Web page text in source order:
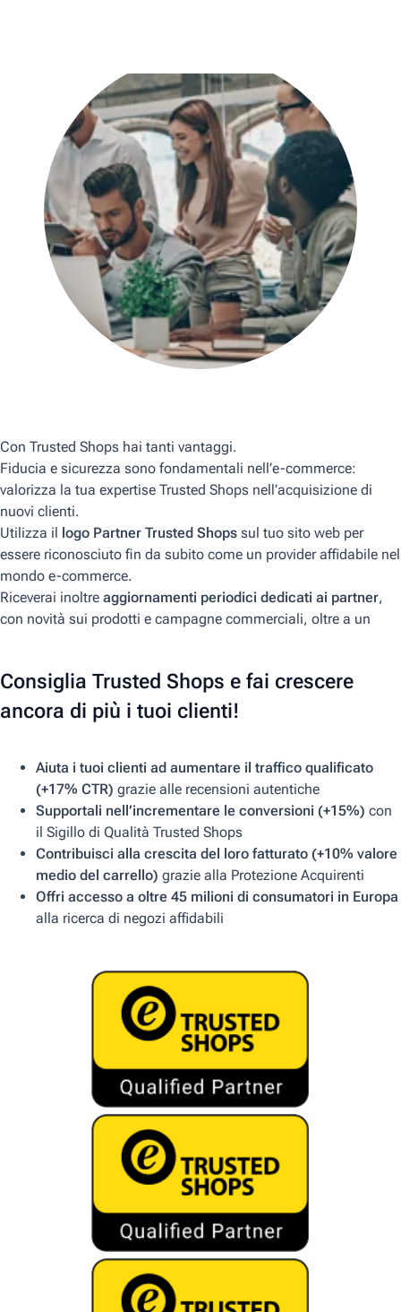
Con Trusted Shops hai tanti vantaggi.
Fiducia e sicurezza sono fondamentali nell’e-commerce:
valorizza la tua expertise Trusted Shops nell’acquisizione di
nuovi clienti.
Utilizza il logo Partner Trusted Shops sul tuo sito web per
essere riconosciuto fin da subito come un provider affidabile nel
mondo e-commerce.
Riceverai inoltre aggiornamenti periodici dedicati ai partner,
con novità sui prodotti e campagne commerciali, oltre a un
Consiglia Trusted Shops e fai crescere
ancora di più i tuoi clienti!
Aiuta i tuoi clienti ad aumentare il traffico qualificato
(+17% CTR) grazie alle recensioni autentiche
Supportali nell’incrementare le conversioni (+15%) con
il Sigillo di Qualità Trusted Shops
Contribuisci alla crescita del loro fatturato (+10% valore
medio del carrello) grazie alla Protezione Acquirenti
Offri accesso a oltre 45 milioni di consumatori in Europa
alla ricerca di negozi affidabili